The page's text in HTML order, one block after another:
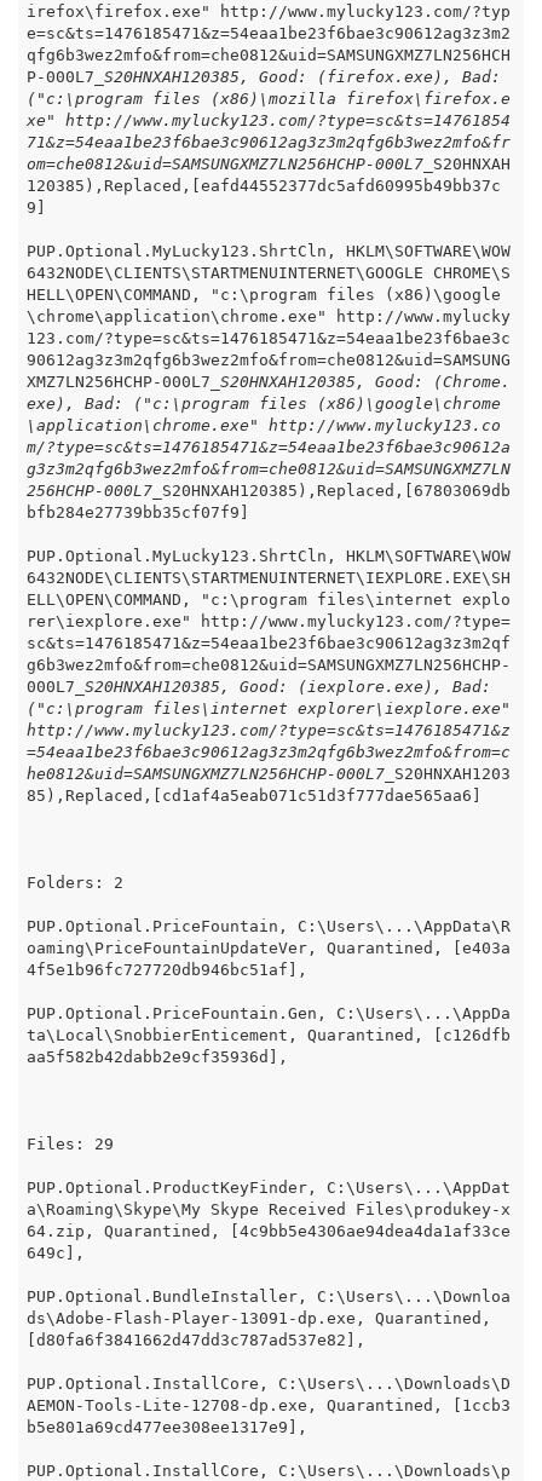
irefox\firefox.exe" http://www.mylucky123.com/?typ
e=sc&ts=1476185471&z=54eaa1be23f6bae3c90612ag3z3m2
qfg6b3wez2mfo&from=che0812&uid=SAMSUNGXMZ7LN256HCH
P-000L7 _S20HNXAH120385, Good: (firefox.exe), Bad:
("c:\program files (x86)\mozilla firefox\firefox.e
xe" http://www.mylucky123.com/?type=sc&ts=14761854
71&z=54eaa1be23f6bae3c90612ag3z3m2qfg6b3wez2mfo&fr
om=che0812&uid=SAMSUNGXMZ7LN256HCHP-000L7_ S20HNXAH
120385),Replaced,[eafd44552377dc5afd60995b49bb37c
9]
PUP.Optional.MyLucky123.ShrtCln, HKLM\SOFTWARE\WOW
6432NODE\CLIENTS\STARTMENUINTERNET\GOOGLE CHROME\S
HELL\OPEN\COMMAND, "c:\program files (x86)\google
\chrome\application\chrome.exe" http://www.mylucky
123.com/?type=sc&ts=1476185471&z=54eaa1be23f6bae3c
90612ag3z3m2qfg6b3wez2mfo&from=che0812&uid=SAMSUNG
XMZ7LN256HCHP-000L7 _S20HNXAH120385, Good: (Chrome.
exe), Bad: ("c:\program files (x86)\google\chrome
\application\chrome.exe" http://www.mylucky123.co
m/?type=sc&ts=1476185471&z=54eaa1be23f6bae3c90612a
g3z3m2qfg6b3wez2mfo&from=che0812&uid=SAMSUNGXMZ7LN
256HCHP-000L7_ S20HNXAH120385),Replaced,[67803069db
bfb284e27739bb35cf07f9]
PUP.Optional.MyLucky123.ShrtCln, HKLM\SOFTWARE\WOW
6432NODE\CLIENTS\STARTMENUINTERNET\IEXPLORE.EXE\SH
ELL\OPEN\COMMAND, "c:\program files\internet explo
rer\iexplore.exe" http://www.mylucky123.com/?type=
sc&ts=1476185471&z=54eaa1be23f6bae3c90612ag3z3m2qf
g6b3wez2mfo&from=che0812&uid=SAMSUNGXMZ7LN256HCHP-
000L7 _S20HNXAH120385, Good: (iexplore.exe), Bad:
("c:\program files\internet explorer\iexplore.exe"
http://www.mylucky123.com/?type=sc&ts=1476185471&z
=54eaa1be23f6bae3c90612ag3z3m2qfg6b3wez2mfo&from=c
he0812&uid=SAMSUNGXMZ7LN256HCHP-000L7_ S20HNXAH1203
85),Replaced,[cd1af4a5eab071c51d3f777dae565aa6]
Folders: 2
PUP.Optional.PriceFountain, C:\Users\...\AppData\R
oaming\PriceFountainUpdateVer, Quarantined, [e403a
4f5e1b96fc727720db946bc51af],
PUP.Optional.PriceFountain.Gen, C:\Users\...\AppDa
ta\Local\SnobbierEnticement, Quarantined, [c126dfb
aa5f582b42dabb2e9cf35936d],
Files: 29
PUP.Optional.ProductKeyFinder, C:\Users\...\AppDat
a\Roaming\Skype\My Skype Received Files\produkey-x
64.zip, Quarantined, [4c9bb5e4306ae94dea4da1af33ce
649c],
PUP.Optional.BundleInstaller, C:\Users\...\Downloa
ds\Adobe-Flash-Player-13091-dp.exe, Quarantined,
[d80fa6f3841662d47dd3c787ad537e82],
PUP.Optional.InstallCore, C:\Users\...\Downloads\D
AEMON-Tools-Lite-12708-dp.exe, Quarantined, [1ccb3
b5e801a69cd477ee308ee1317e9],
PUP.Optional.InstallCore, C:\Users\...\Downloads\p